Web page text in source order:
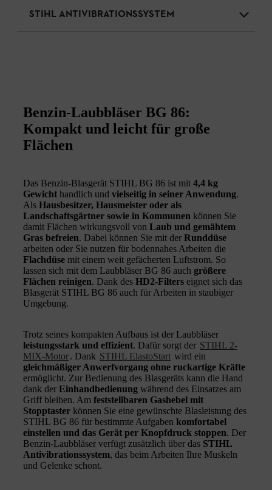
STIHL ANTIVIBRATIONSSYSTEM
Benzin-Laubbläser BG 86:
Kompakt und leicht für große
Flächen
Das Benzin-Blasgerät STIHL BG 86 ist mit 4,4 kg
Gewicht handlich und vielseitig in seiner Anwendung.
Als Hausbesitzer, Hausmeister oder als
Landschaftsgärtner sowie in Kommunen können Sie
damit Flächen wirkungsvoll von Laub und gemähtem
Gras befreien. Dabei können Sie mit der Runddüse
arbeiten oder Sie nutzen für bodennahes Arbeiten die
Flachdüse mit einem weit gefächerten Luftstrom. So
lassen sich mit dem Laubbläser BG 86 auch größere
Flächen reinigen. Dank des HD2-Filters eignet sich das
Blasgerät STIHL BG 86 auch für Arbeiten in staubiger
Umgebung.
Trotz seines kompakten Aufbaus ist der Laubbläser
leistungsstark und effizient. Dafür sorgt der STIHL 2-
MIX-Motor. Dank STIHL ElastoStart wird ein
gleichmäßiger Anwerfvorgang ohne ruckartige Kräfte
ermöglicht. Zur Bedienung des Blasgeräts kann die Hand
dank der Einhandbedienung während des Einsatzes am
Griff bleiben. Am feststellbaren Gashebel mit
Stopptaster können Sie eine gewünschte Blasleistung des
STIHL BG 86 für bestimmte Aufgaben komfortabel
einstellen und das Gerät per Knopfdruck stoppen. Der
Benzin-Laubbläser verfügt zusätzlich über das STIHL
Antivibrationssystem, das beim Arbeiten Ihre Muskeln
und Gelenke schont.